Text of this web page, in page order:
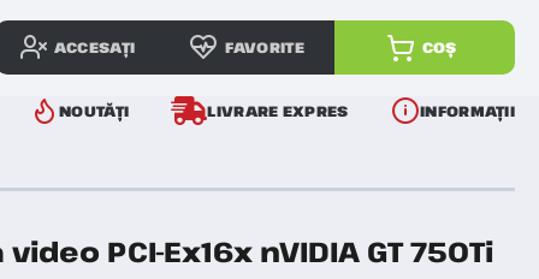
ACCESAȚI FAVORITE COȘ
NOUTĂȚI LIVRARE EXPRES INFORMAȚII
video PCI-Ex16x nVIDIA GT 750Ti